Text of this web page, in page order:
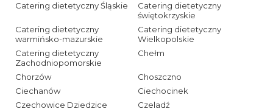
Catering dietetyczny Śląskie
Catering dietetyczny
świętokrzyskie
Catering dietetyczny
warmińsko-mazurskie
Catering dietetyczny
Wielkopolskie
Catering dietetyczny
Zachodniopomorskie
Chełm
Chorzów
Choszczno
Ciechanów
Ciechocinek
Czechowice Dziedzice
Czeladź